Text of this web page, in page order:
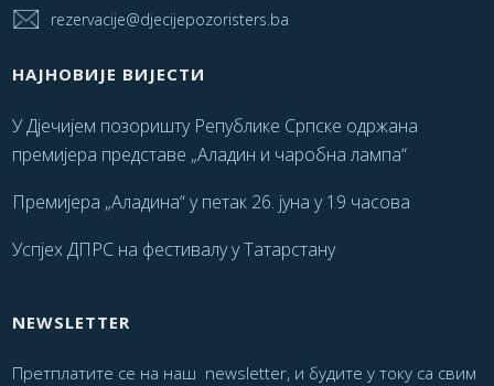
rezervacije@djecijepozoristers.ba
НАЈНОВИЈЕ ВИЈЕСТИ
У Дјечијем позоришту Републике Српске одржана
премијера представе „Аладин и чаробна лампа“
Премијера „Аладина“ у петак 26. јуна у 19 часова
Успјех ДПРС на фестивалу у Татарстану
NEWSLETTER
Претплатите се на наш newsletter, и будите у току са свим